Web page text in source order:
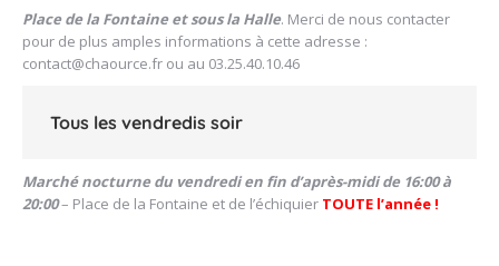
Place de la Fontaine et sous la Halle. Merci de nous contacter
pour de plus amples informations à cette adresse :
contact@chaource.fr ou au 03.25.40.10.46
Tous les vendredis soir
Marché nocturne du vendredi en fin d’après-midi de 16:00 à
20:00– Place de la Fontaine et de l’échiquier TOUTE l’année !